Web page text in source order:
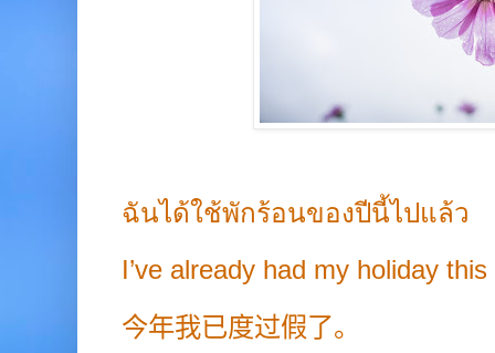
ฉันได้ใช้พักร้อนของปีนี้ไปแล้ว
I’ve already had my holiday
今年我已度过假了。